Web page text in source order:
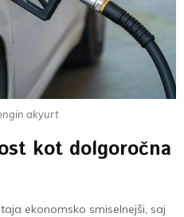
akyurt
kot dolgoročna
ekonomsko smiselnejši, saj